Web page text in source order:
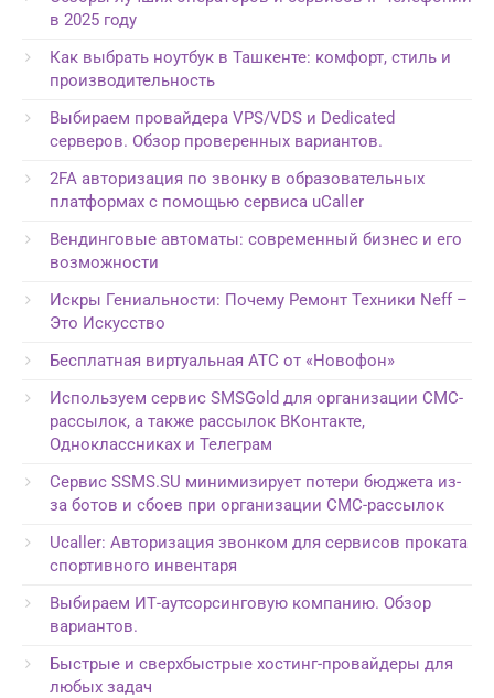
в 2025 году
Как выбрать ноутбук в Ташкенте: комфорт, стиль и
производительность
Выбираем провайдера VPS/VDS и Dedicated
серверов. Обзор проверенных вариантов.
2FA авторизация по звонку в образовательных
платформах с помощью сервиса uCaller
Вендинговые автоматы: современный бизнес и его
возможности
Искры Гениальности: Почему Ремонт Техники Neff –
Это Искусство
Бесплатная виртуальная АТС от «Новофон»
Используем сервис SMSGold для организации СМС-
рассылок, а также рассылок ВКонтакте,
Одноклассниках и Телеграм
Сервис SSMS.SU минимизирует потери бюджета из-
за ботов и сбоев при организации СМС-рассылок
Ucaller: Авторизация звонком для сервисов проката
спортивного инвентаря
Выбираем ИТ-аутсорсинговую компанию. Обзор
вариантов.
Быстрые и сверхбыстрые хостинг-провайдеры для
любых задач